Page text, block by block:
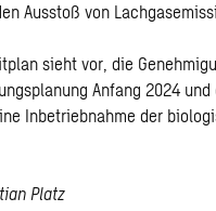
Ausstoß von
sieht vor, die
Anfang 2024
Inbetriebnahme der
Platz